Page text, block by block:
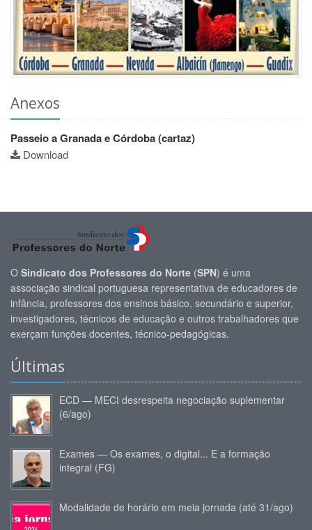
Anexos
Passeio a Granada e Córdoba (cartaz)
Download
O Sindicato dos Professores do Norte (SPN) é uma
associação sindical portuguesa representativa de educadores de
infância, professores dos ensinos básico, secundário e superior,
investigadores, técnicos de educação e outros trabalhadores que
exerçam funções docentes, técnico-pedagógicas.
Últimas
ECD — MECI desrespeita negociação suplementar
(6/ago)
Exames — Os exames, o digital... E a formação
integral (FG)
Modalidade de horário em meia jornada (até 31/ago)